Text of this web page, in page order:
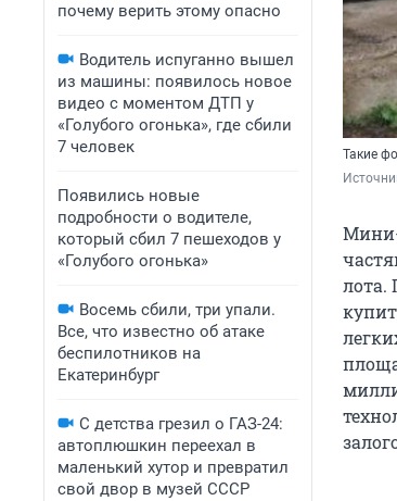
почему верить этому опасно
Водитель испуганно вышел
из машины: появилось новое
видео с моментом ДТП у
«Голубого огонька», где сбили
7 человек
Появились новые
подробности о водителе,
который сбил 7 пешеходов у
«Голубого огонька»
Восемь сбили, три упали.
Все, что известно об атаке
беспилотников на
Екатеринбург
С детства грезил о ГАЗ-24:
автоплюшкин переехал в
маленький хутор и превратил
свой двор в музей СССР
Такие
Мини-
лота.